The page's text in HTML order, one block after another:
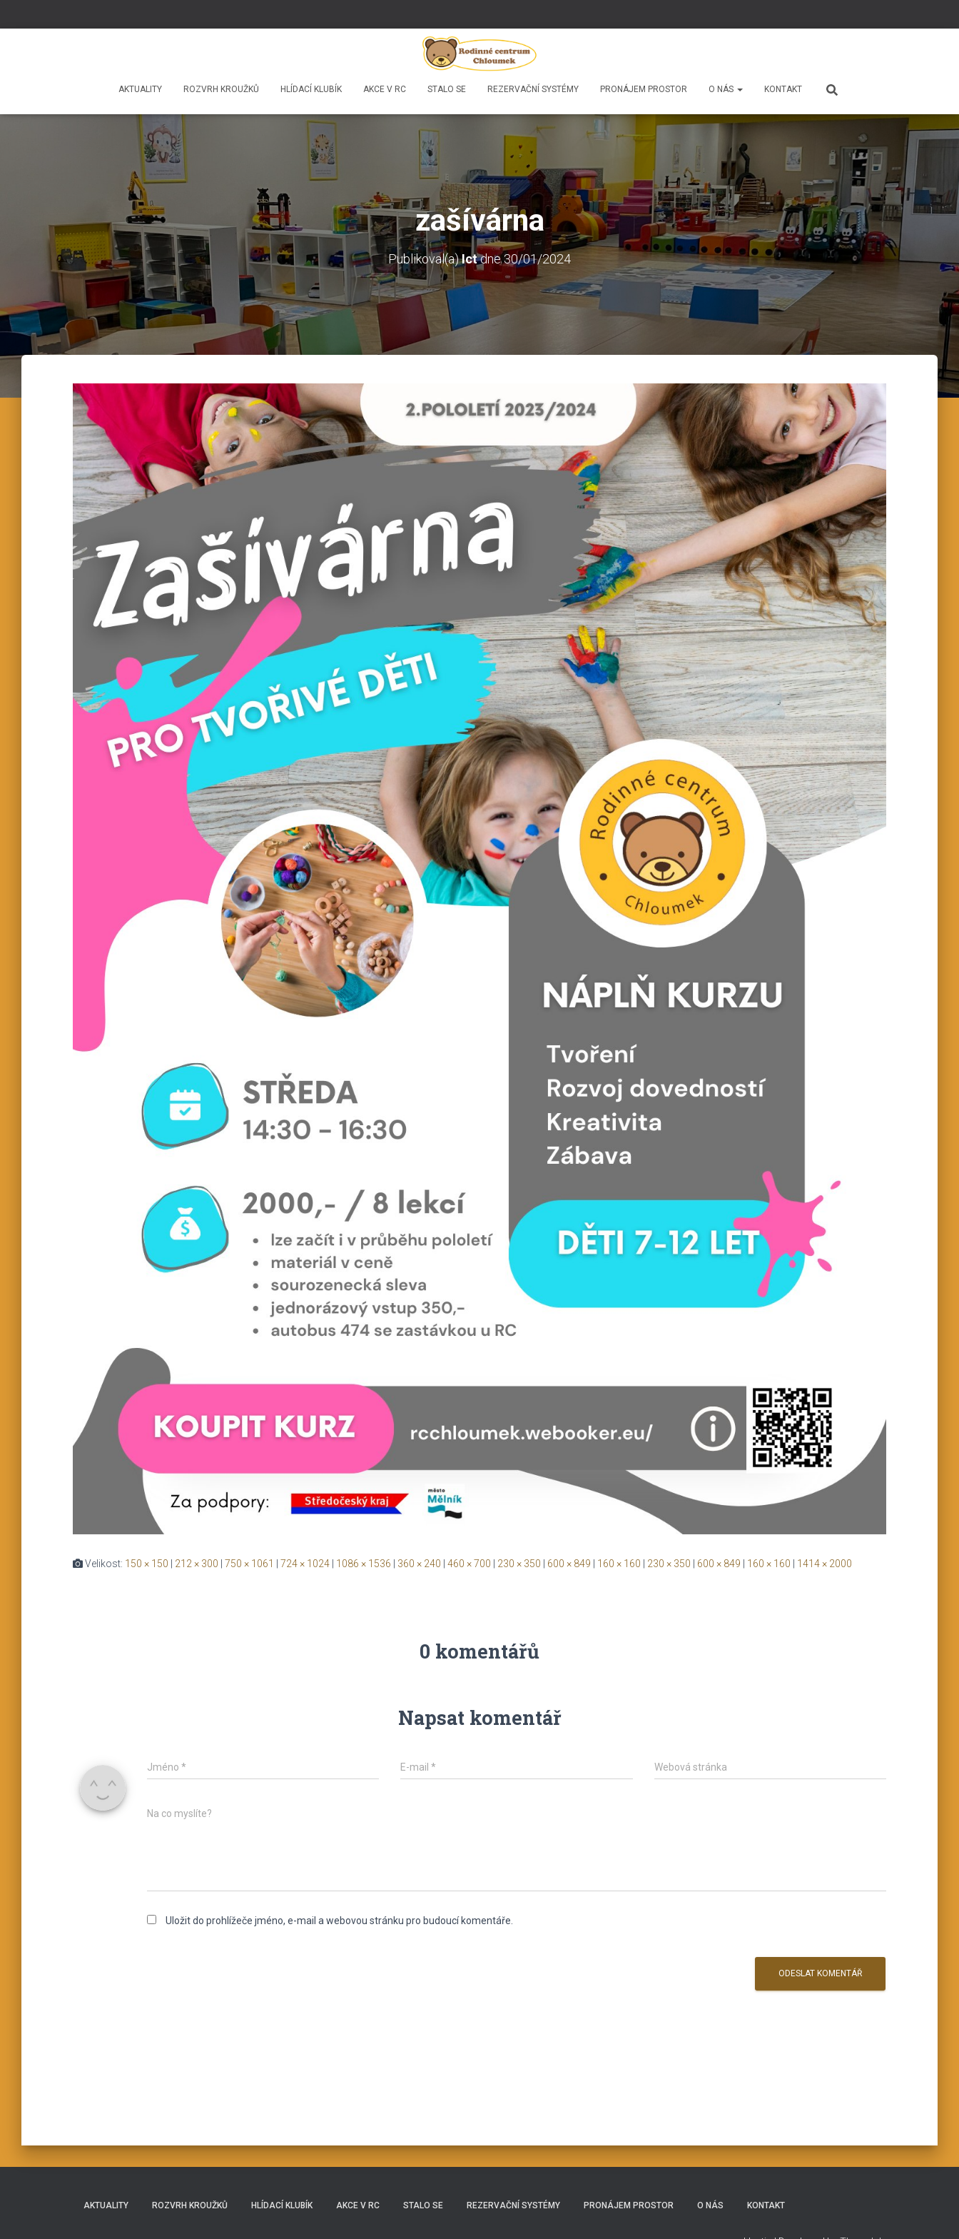
AKTUALITY ROZVRH KROUŽKŮ HLÍDACÍ KLUBÍK AKCE V RC STALO SE REZERVAČNÍ SYSTÉMY PRONÁJEM PROSTOR O NÁS KONTAKT
zašívárna
Publikoval(a)Ictdne30/01/2024
Velikost: 150 × 150 212 × 300 750 × 1061 724 × 1024 1086 × 1536 360 × 240 460 × 700 230 × 350 600 × 849 160 × 160 230 × 350 600 × 849 160 × 160 1414 × 2000
0 komentářů
Napsat komentář
Jméno * E-mail* Webová stránka
Na co myslíte?
Uložit do prohlížeče jméno, e-mail a webovou stránku pro budoucí komentáře.
AKTUALITY ROZVRH KROUŽKŮ HLÍDACÍ KLUBÍK AKCE V RC STALO SE REZERVAČNÍ SYSTÉMY PRONÁJEM PROSTOR O NÁS KONTAKT